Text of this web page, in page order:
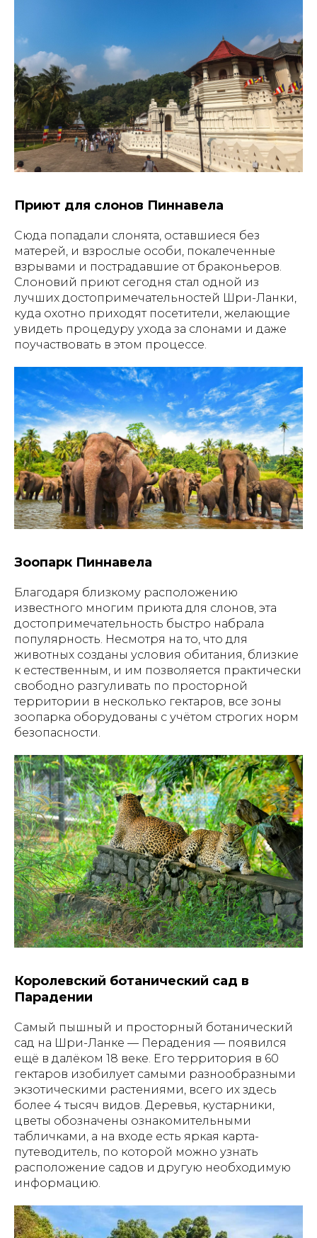
Приют для слонов Пиннавела
Сюда попадали слонята, оставшиеся без
матерей, и взрослые особи, покалеченные
взрывами и пострадавшие от браконьеров.
Слоновий приют сегодня стал одной из
лучших достопримечательностей Шри-Ланки,
куда охотно приходят посетители, желающие
увидеть процедуру ухода за слонами и даже
поучаствовать в этом процессе.
Зоопарк Пиннавела
Благодаря близкому расположению
известного многим приюта для слонов, эта
достопримечательность быстро набрала
популярность. Несмотря на то, что для
животных созданы условия обитания, близкие
к естественным, и им позволяется практически
свободно разгуливать по просторной
территории в несколько гектаров, все зоны
зоопарка оборудованы с учётом строгих норм
безопасности.
Королевский ботанический сад в
Парадении
Самый пышный и просторный ботанический
сад на Шри-Ланке — Перадения — появился
ещё в далёком 18 веке. Его территория в 60
гектаров изобилует самыми разнообразными
экзотическими растениями, всего их здесь
более 4 тысяч видов. Деревья, кустарники,
цветы обозначены ознакомительными
табличками, а на входе есть яркая карта-
путеводитель, по которой можно узнать
расположение садов и другую необходимую
информацию.